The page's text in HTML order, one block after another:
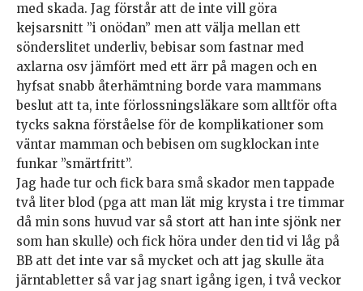
med skada. Jag förstår att de inte vill göra
kejsarsnitt ”i onödan” men att välja mellan ett
sönderslitet underliv, bebisar som fastnar med
axlarna osv jämfört med ett ärr på magen och en
hyfsat snabb återhämtning borde vara mammans
beslut att ta, inte förlossningsläkare som alltför ofta
tycks sakna förståelse för de komplikationer som
väntar mamman och bebisen om sugklockan inte
funkar ”smärtfritt”.
Jag hade tur och fick bara små skador men tappade
två liter blod (pga att man lät mig krysta i tre timmar
då min sons huvud var så stort att han inte sjönk ner
som han skulle) och fick höra under den tid vi låg på
BB att det inte var så mycket och att jag skulle äta
järntabletter så var jag snart igång igen, i två veckor